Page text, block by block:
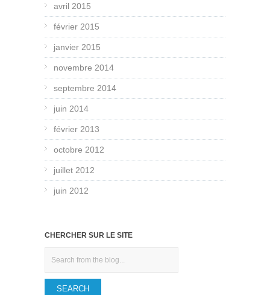
avril 2015
février 2015
janvier 2015
novembre 2014
septembre 2014
juin 2014
février 2013
octobre 2012
juillet 2012
juin 2012
CHERCHER SUR LE SITE